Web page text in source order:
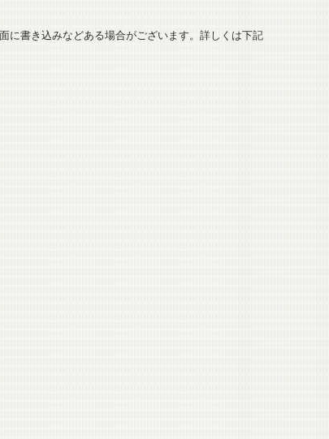
に書き込みなどある場合がございます。詳しくは下記